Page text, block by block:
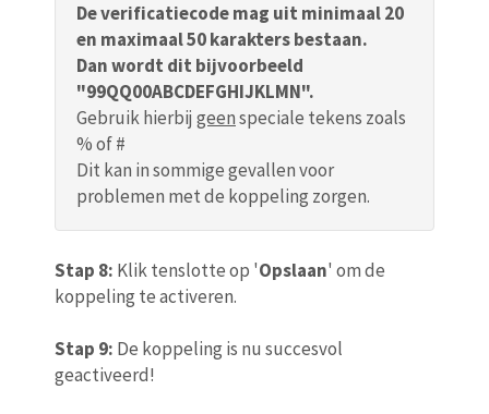
De verificatiecode mag uit minimaal 20
en maximaal 50 karakters bestaan.
Dan wordt dit bijvoorbeeld
"99QQ00ABCDEFGHIJKLMN".
Gebruik hierbij geenspeciale tekens zoals
% of #
Dit kan in sommige gevallen voor
problemen met de koppeling zorgen.
Stap 8: Klik tenslotte op 'Opslaan' om de
koppeling te activeren.
Stap 9: De koppeling is nu succesvol
geactiveerd!